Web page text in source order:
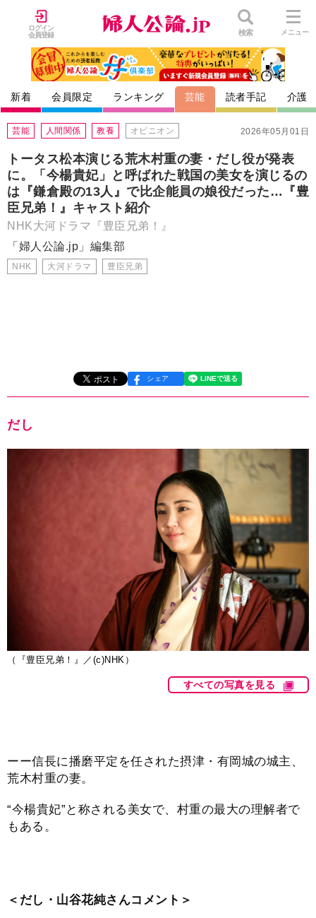
ログイン
会員登録
検索 メニュー
新着 会員限定 ランキング 芸能 読者手記 介護
2026年05月01日
芸能 人間関係 教養 オピニオン
トータス松本演じる荒木村重の妻・だし役が発表
に。「今楊貴妃」と呼ばれた戦国の美女を演じるの
は『鎌倉殿の13人』で比企能員の娘役だった…『豊
臣兄弟！』キャスト紹介
NHK大河ドラマ『豊臣兄弟！』
「婦人公論.jp」編集部
NHK 大河ドラマ 豊臣兄弟
シェア
だし
（『豊臣兄弟！』／(c)NHK）
すべての写真を見る
ーー信長に播磨平定を任された摂津・有岡城の城主、
荒木村重の妻。
“今楊貴妃”と称される美女で、村重の最大の理解者で
もある。
＜だし・山谷花純さんコメント＞